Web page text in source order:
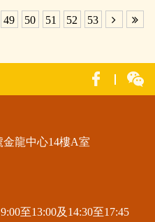
49 50 51 52 53
龍中心14樓A室
9:00至13:00及14:30至17:45